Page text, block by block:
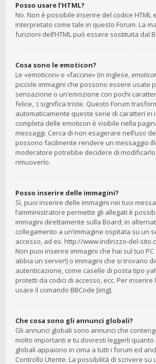
Posso usare l’HTML?
No. Non è possibile inserire del codice HTML
interpretato come tale in questo Forum. La
funzioni dell’HTML può essere sostituita dal
Cosa sono le emoticon?
Le «emoticon» o «faccine» (in inglese,
piccole immagini che possono essere usate
sensazione o un’emozione con pochi
felice, :( significa triste. Questo Forum
automaticamente queste serie di caratteri in
completa delle emoticon è visibile nella
messaggi. Cerca di non esagerare nell’uso
possono facilmente rendere un messaggio
moderatore potrebbe decidere di
rimuoverlo.
Posso inserire delle immagini?
Sì, puoi inserire delle immagini nei tuoi
l’amministratore permette gli allegati è
immagini direttamente sulla Board; in
collegamento a un’immagine ospitata su un
accesso, ad es. http://www.indirizzo-del-
Non puoi inserire immagini che hai sul tuo
abbia un server!) o immagini che si trovano
autenticazione, come caselle di posta tipo
protetti da codici di accesso, ecc. Per inserire
usare il comando BBCode [img].
Che cosa sono gli annunci globali?
Gli annunci globali sono annunci che
molto importanti e tu dovresti leggerli quanto
globali appaiono in cima a tutti i forum ed
Controllo Utente. La possibilità di scrivere su